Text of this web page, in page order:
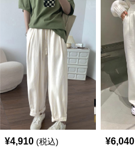
¥4,910 (税込) ¥6,040